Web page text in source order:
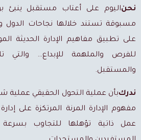
نحناليوم على أعتاب مستقبل ينبئ
مسبوقة تستند خلالها نجاحات
على تطبيق مفاهيم الإدارة الحديثة
للفرص والملهمة للإبداع… والتي
والمستقبل.
ندركبأن عملية التحول الحقيقي عملية
مفهوم الإدارة المرنة المرتكزة على
عمل ذاتية تؤهلها للتجاوب